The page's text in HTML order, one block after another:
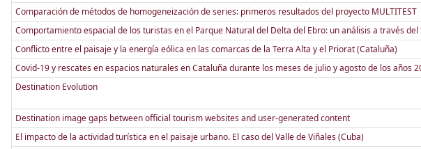
Comparación de métodos de homogeneización de series: primeros resultados del proyecto MULTITEST
Comportamiento espacial de los turistas en el Parque Natural del Delta del Ebro: un análisis a través
Conflicto entre el paisaje y la energía eólica en las comarcas de la Terra Alta y el Priorat (Cataluña)
Covid-19 y rescates en espacios naturales en Cataluña durante los meses de julio y agosto de los años
Destination Evolution
Destination image gaps between official tourism websites and user-generated content
El impacto de la actividad turística en el paisaje urbano. El caso del Valle de Viñales (Cuba)